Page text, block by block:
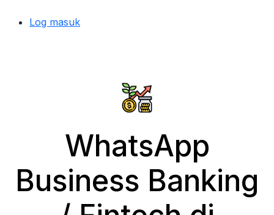
Log masuk
WhatsApp
Business Banking